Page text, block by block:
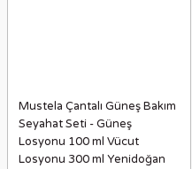
Mustela Çantalı Güneş Bakım
Seyahat Seti - Güneş
Losyonu 100 ml Vücut
Losyonu 300 ml Yenidoğan